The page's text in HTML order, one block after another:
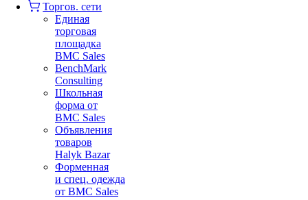
Торгов. сети
Единая
торговая
площадка
BMC Sales
BenchMark
Consulting
Школьная
форма от
BMC Sales
Объявления
товаров
Halyk Bazar
Форменная
и спец. одежда
от BMC Sales